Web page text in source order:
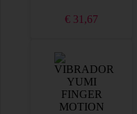
€ 31,67